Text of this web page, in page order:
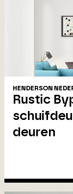
HENDERSON
Rustic
deuren